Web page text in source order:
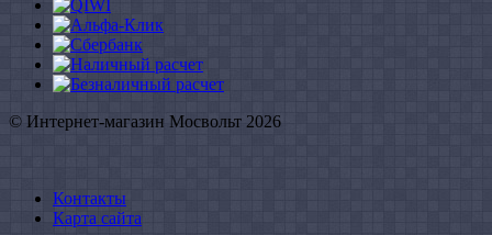
© Интернет-магазин Мосвольт 2026
Контакты
Карта сайта